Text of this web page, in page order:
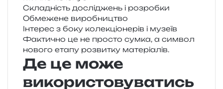
Складність дослі­джень і розробки
Обмежене виро­бни­цтво
Інтерес з боку коле­кціо­не­рів і музеїв
Фактично це не про­сто сумка, а сим­вол
ново­го етапу роз­ви­тку матеріалів.
Де це може
використовуватись